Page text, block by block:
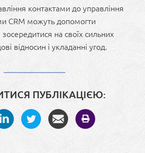
контактами до управління
CRM можуть допомогти
на своїх сильних
відносин і укладанні угод.
ПУБЛІКАЦІЄЮ: